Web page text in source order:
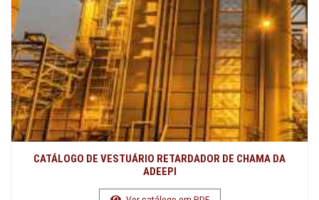
CATÁLOGO DE VESTUÁRIO RETARDADOR DE CHAMA DA
ADEEPI